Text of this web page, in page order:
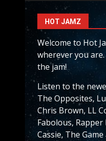
HOT JAMZ
Welcome to Hot
wherever you
the jam!
Listen to the
The Opposites,
Chris Brown, LL
Fabolous, Rapper
Cassie, The